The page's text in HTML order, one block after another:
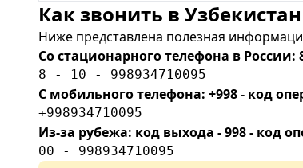
Как звонить в
Ниже представлена полезная
Со стационарного телефона в России:
8 - 10 - 998934710095
С мобильного телефона: +998 - код
+998934710095
Из-за рубежа: код выхода - 998 - код
00 - 998934710095